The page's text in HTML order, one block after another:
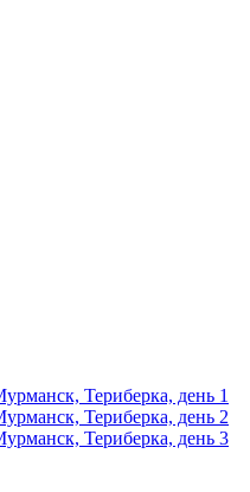
Териберка, день 1
Териберка, день 2
Териберка, день 3